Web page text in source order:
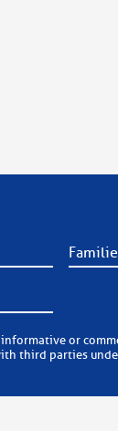
regular basis. Xtraflex is committed to
third parties